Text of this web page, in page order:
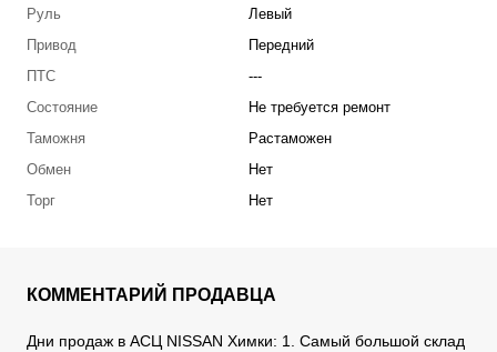
Руль
Левый
Привод
Передний
ПТС
---
Состояние
Не требуется ремонт
Таможня
Растаможен
Обмен
Нет
Торг
Нет
КОММЕНТАРИЙ ПРОДАВЦА
Дни продаж в АСЦ NISSAN Химки: 1. Самый большой склад